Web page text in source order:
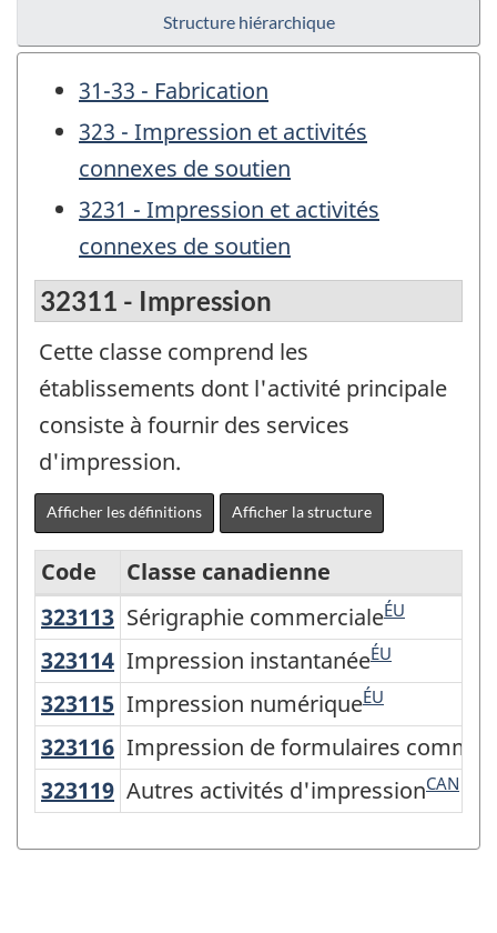
Structure hiérarchique
31-33 - Fabrication
323 - Impression et activités
connexes de soutien
3231 - Impression et activités
connexes de soutien
32311 - Impression
Cette classe comprend les
établissements dont l'activité principale
consiste à fournir des services
d'impression.
Afficher les définitions Afficher la structure
Système
de
classification
des
industries
de
l'Amérique
Code
Classe canadienne
323113 Sérigraphie commerciale
Sérigraphie commercialeÉU
323114 Impression instantanée
Impression instantanéeÉU
323115 Impression numérique
Impression numériqueÉU
323116 Impression de formulaires
Impression de formulaires
323119 Autres activités d'impression
Autres activités d'impressionCAN